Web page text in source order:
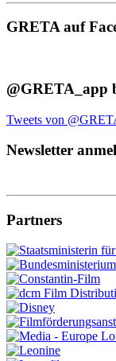
GRETA auf
@GRETA_app
Tweets von
Newsletter
Partners